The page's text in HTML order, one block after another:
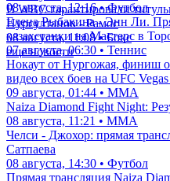
В WBC гарантировали
Нурсултанов - Рамос
08 августа, 11:08 • Бокс
еще новости
08 августа, 12:16 • Футбол
Елена Рыбакина - Энн Ли.
казахстанки на Мастерс в
07 августа, 06:30 • Теннис
Нокаут от Нургожая, финиш
видео всех боев на UFC
09 августа, 01:44 • ММА
Naiza Diamond Fight Night:
08 августа, 11:21 • ММА
Челси - Джохор: прямая
Сатпаева
08 августа, 14:30 • Футбол
Прямая трансляция Naiza